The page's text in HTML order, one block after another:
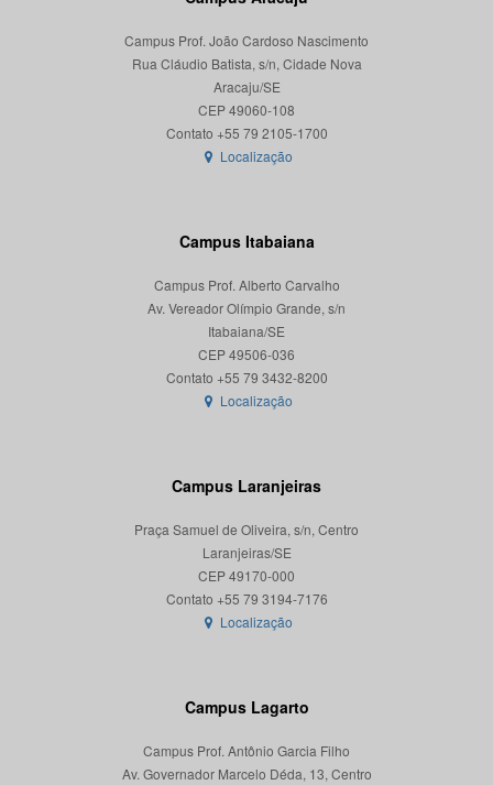
Campus Prof. João Cardoso Nascimento
Rua Cláudio Batista, s/n, Cidade Nova
Aracaju/SE
CEP 49060-108
Localização
Campus Itabaiana
Campus Prof. Alberto Carvalho
Av. Vereador Olímpio Grande, s/n
Itabaiana/SE
CEP 49506-036
Localização
Campus Laranjeiras
Praça Samuel de Oliveira, s/n, Centro
Laranjeiras/SE
CEP 49170-000
Localização
Campus Lagarto
Campus Prof. Antônio Garcia Filho
Av. Governador Marcelo Déda, 13, Centro